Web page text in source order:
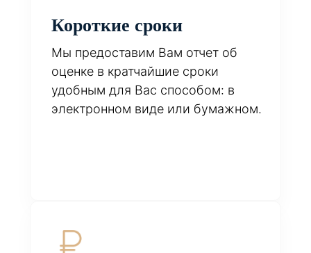
Короткие сроки
Мы предоставим Вам отчет об
оценке в кратчайшие сроки
удобным для Вас способом: в
электронном виде или бумажном.